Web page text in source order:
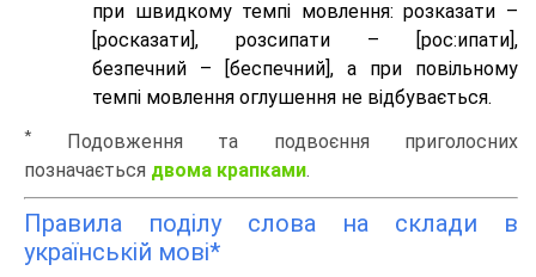
при швидкому темпі мовлення: розказати –
[росказати], розсипати – [роc:ипати],
безпечний – [беспечний], а при повільному
темпі мовлення оглушення не відбувається.
*
Подовження та подвоєння приголосних
позначається двома крапками.
Правила поділу слова на склади в
українській мові*